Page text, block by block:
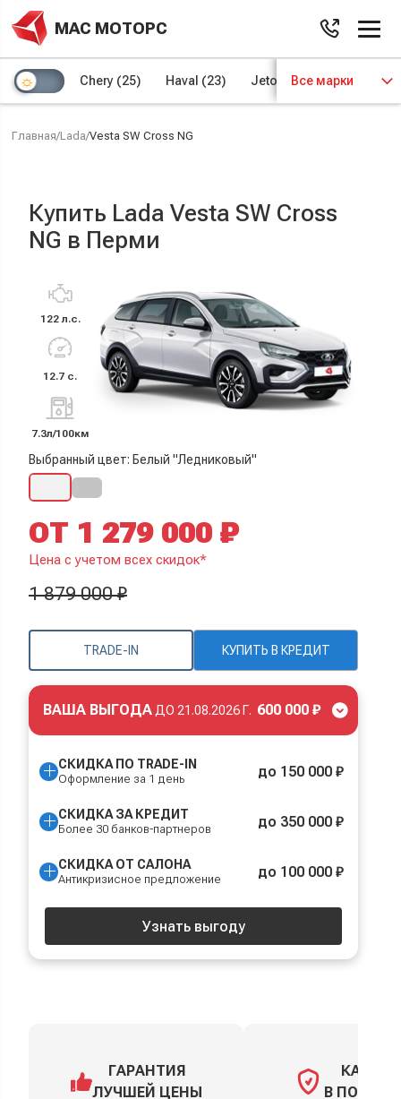
МАС МОТОРС
Chery (25) Haval (23) Jetour (8) Kaiyi (4)
Все марки
Главная/Lada/Vesta SW Cross NG
Купить Lada Vesta SW Cross
NG в Перми
122 л.с.
12.7 с.
7.3л/100км
Выбранный цвет: Белый "Ледниковый"
TRADE-IN КУПИТЬ В КРЕДИТ
ОТ 1 279 000 ₽
Цена с учетом всех скидок*
1 879 000 ₽
ВАША ВЫГОДА ДО 21.08.2026 Г. 600 000 ₽
СКИДКА ПО TRADE-IN
Оформление за 1 день до 150 000 ₽
СКИДКА ЗА КРЕДИТ
Более 30 банков-партнеров до 350 000 ₽
СКИДКА ОТ САЛОНА
Антикризисное предложение до 100 000 ₽
Узнать выгоду
ГАРАНТИЯ
ЛУЧШЕЙ ЦЕНЫ
КАСКО
В